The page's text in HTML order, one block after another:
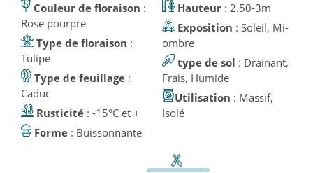
Couleur de floraison :
Rose pourpre
Type de floraison :
Tulipe
Type de feuillage :
Caduc
Rusticité : -15°C et +
Forme
: Buissonnante
Hauteur: 2.50-3m
Exposition : Soleil, Mi-
ombre
type de sol : Drainant,
Frais, Humide
Utilisation : Massif,
Isolé